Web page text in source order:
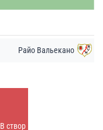
Райо Вальекано
В створ